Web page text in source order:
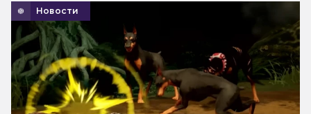
Новости